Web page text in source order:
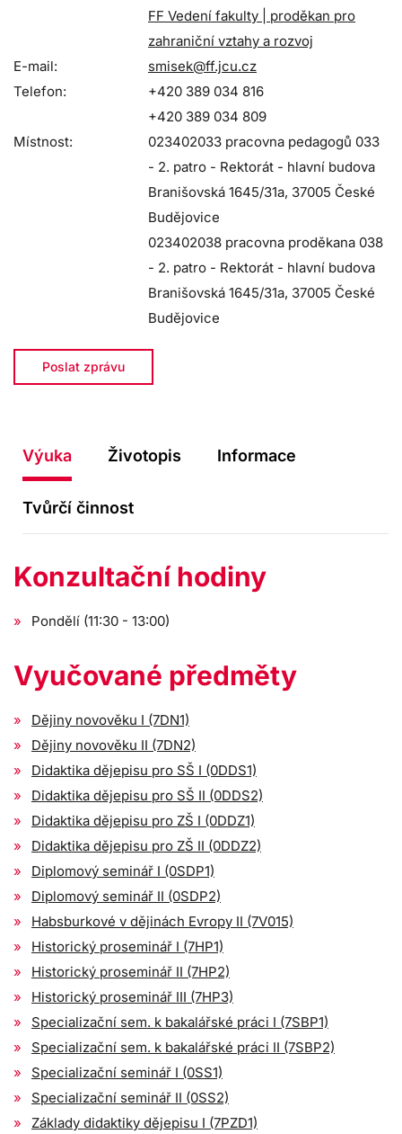
FF Vedení fakulty | proděkan pro
zahraniční vztahy a rozvoj
E-mail:
smisek@ff.jcu.cz
Telefon:
+420 389 034 816
+420 389 034 809
Místnost:
023402033 pracovna pedagogů 033
- 2. patro - Rektorát - hlavní budova
Branišovská 1645/31a, 37005 České
Budějovice
023402038 pracovna proděkana 038
- 2. patro - Rektorát - hlavní budova
Branišovská 1645/31a, 37005 České
Budějovice
Poslat zprávu
Výuka Životopis Informace
Tvůrčí činnost
Konzultační hodiny
Pondělí (11:30 - 13:00)
Vyučované předměty
Dějiny novověku I (7DN1)
Dějiny novověku II (7DN2)
Didaktika dějepisu pro SŠ I (0DDS1)
Didaktika dějepisu pro SŠ II (0DDS2)
Didaktika dějepisu pro ZŠ I (0DDZ1)
Didaktika dějepisu pro ZŠ II (0DDZ2)
Diplomový seminář I (0SDP1)
Diplomový seminář II (0SDP2)
Habsburkové v dějinách Evropy II (7V015)
Historický proseminář I (7HP1)
Historický proseminář II (7HP2)
Historický proseminář III (7HP3)
Specializační sem. k bakalářské práci I (7SBP1)
Specializační sem. k bakalářské práci II (7SBP2)
Specializační seminář I (0SS1)
Specializační seminář II (0SS2)
Základy didaktiky dějepisu I (7PZD1)